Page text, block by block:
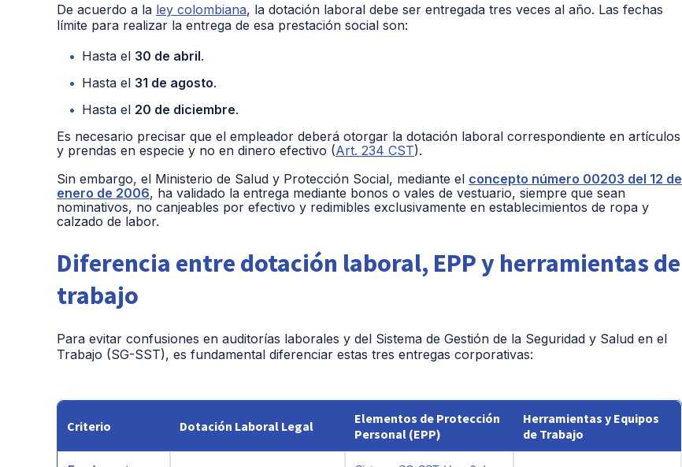
De acuerdo a la ley colombiana, la dotación laboral debe ser entregada tres veces al año. Las fechas
límite para realizar la entrega de esa prestación social son:
Hasta el 30 de abril.
Hasta el 31 de agosto.
Hasta el 20 de diciembre.
Es necesario precisar que el empleador deberá otorgar la dotación laboral correspondiente en artículos
y prendas en especie y no en dinero efectivo (Art. 234 CST).
Sin embargo, el Ministerio de Salud y Protección Social, mediante el concepto número 00203 del 12 de
enero de 2006, ha validado la entrega mediante bonos o vales de vestuario, siempre que sean
nominativos, no canjeables por efectivo y redimibles exclusivamente en establecimientos de ropa y
calzado de labor.
Diferencia entre dotación laboral, EPP y herramientas de
trabajo
Para evitar confusiones en auditorías laborales y del Sistema de Gestión de la Seguridad y Salud en el
Trabajo (SG-SST), es fundamental diferenciar estas tres entregas corporativas:
Criterio Dotación Laboral Legal
Elementos de Protección
Personal (EPP)
Herramientas y Equipos
de Trabajo